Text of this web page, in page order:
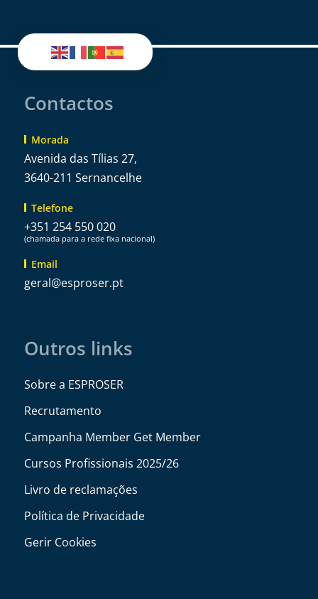
Contactos
Morada
Avenida das Tílias 27,
3640-211 Sernancelhe
Telefone
+351 254 550 020
(chamada para a rede fixa nacional)
Email
tp.resorpse
@lareg
Outros links
Sobre a ESPROSER
Recrutamento
Campanha Member Get Member
Cursos Profissionais 2025/26
Livro de reclamações
Política de Privacidade
Gerir Cookies